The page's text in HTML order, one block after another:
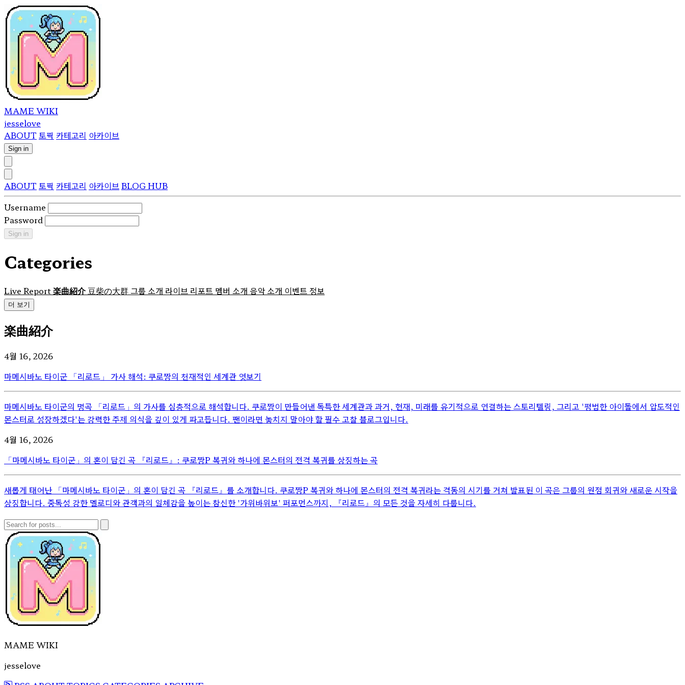
MAME WIKI
jesselove
ABOUT 토픽 카테고리 아카이브
Sign in
ABOUT 토픽 카테고리 아카이브BLOG HUB
Username
Password
Sign in
Categories
Live Report楽曲紹介豆柴の大群그룹 소개 라이브 리포트 멤버 소개 음악 소개 이벤트 정보
더 보기
楽曲紹介
4월 16, 2026
마메시바노 타이군 「리로드」 가사 해석: 쿠로짱의 천재적인 세계관 엿보기
마메시바노 타이군의 명곡 「리로드」의 가사를 심층적으로 해석합니다. 쿠로짱이 만들어낸 독특한 세계관과 과거, 현재, 미래를 유기적으로 연결하는 스토리텔링, 그리고 '평범한 아이돌에서 압도적인
몬스터로 성장하겠다'는 강력한 주제 의식을 깊이 있게 파고듭니다. 팬이라면 놓치지 말아야 할 필수 고찰 블로그입니다.
4월 16, 2026
「마메시바노 타이군」의 혼이 담긴 곡 『리로드』: 쿠로짱P 복귀와 하나에 몬스터의 전격 복귀를 상징하는 곡
새롭게 태어난 「마메시바노 타이군」의 혼이 담긴 곡 『리로드』를 소개합니다. 쿠로짱P 복귀와 하나에 몬스터의 전격 복귀라는 격동의 시기를 거쳐 발표된 이 곡은 그룹의 원점 회귀와 새로운 시작을
상징합니다. 중독성 강한 멜로디와 관객과의 일체감을 높이는 참신한 '가위바위보' 퍼포먼스까지, 『리로드』의 모든 것을 자세히 다룹니다.
MAME WIKI
jesselove